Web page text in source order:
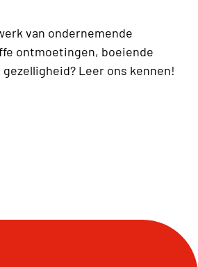
van ondernemende
ontmoetingen, boeiende
Leer ons kennen!
vzw